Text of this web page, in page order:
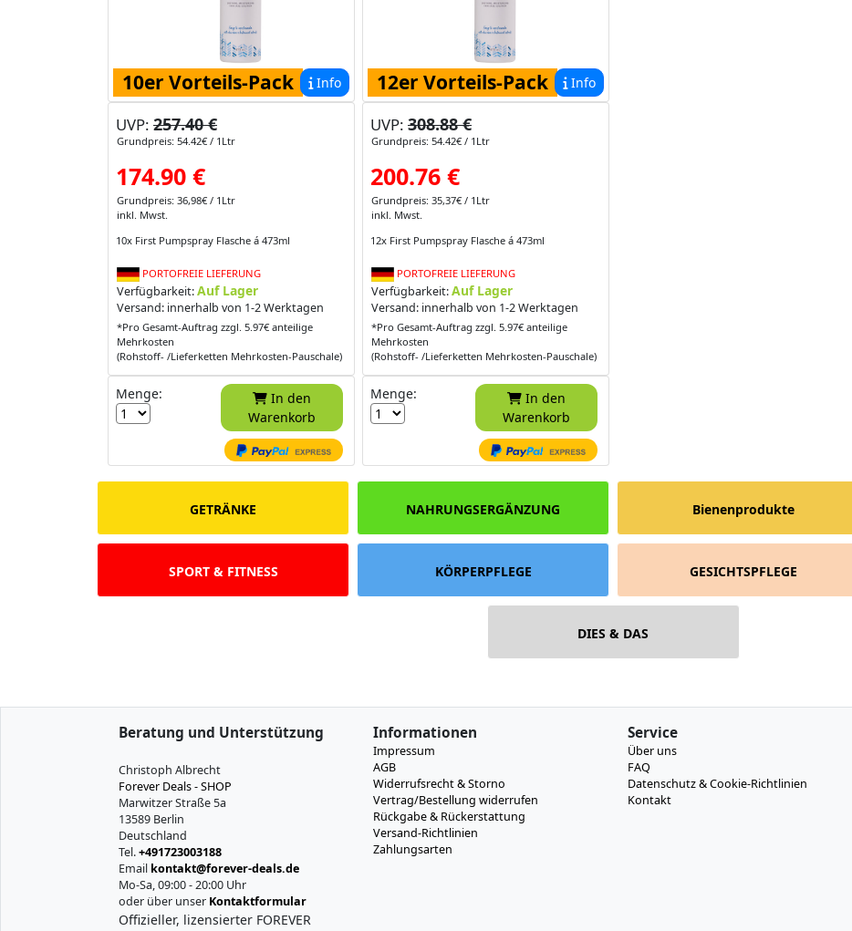
Info
10er Vorteils-Pack
UVP: 257.40 €
Grundpreis: 54.42€ / 1Ltr
174.90 €
Grundpreis: 36,98€ / 1Ltr
inkl. Mwst.
10x First Pumpspray Flasche á 473ml
PORTOFREIE LIEFERUNG
Verfügbarkeit:Auf Lager
Versand: innerhalb von 1-2 Werktagen
*Pro Gesamt-Auftrag zzgl. 5.97€ anteilige
Mehrkosten
(Rohstoff- /Lieferketten Mehrkosten-Pauschale)
Menge:
In den
Warenkorb
Info
12er Vorteils-Pack
UVP: 308.88 €
Grundpreis: 54.42€ / 1Ltr
200.76 €
Grundpreis: 35,37€ / 1Ltr
inkl. Mwst.
12x First Pumpspray Flasche á 473ml
PORTOFREIE LIEFERUNG
Verfügbarkeit:Auf Lager
Versand: innerhalb von 1-2 Werktagen
*Pro Gesamt-Auftrag zzgl. 5.97€ anteilige
Mehrkosten
(Rohstoff- /Lieferketten Mehrkosten-Pauschale)
Menge:
In den
Warenkorb
GETRÄNKE NAHRUNGSERGÄNZUNG Bienenprodukte
SPORT & FITNESS KÖRPERPFLEGE GESICHTSPFLEGE
DIES & DAS
Beratung und Unterstützung
Christoph Albrecht
Forever Deals - SHOP
Marwitzer Straße 5a
13589 Berlin
Deutschland
Tel.+491723003188
Email kontakt@forever-deals.de
Mo-Sa, 09:00 - 20:00 Uhr
oder über unser Kontaktformular
Offizieller, lizensierter FOREVER
Informationen
Impressum
AGB
Widerrufsrecht & Storno
Vertrag/Bestellung widerrufen
Rückgabe & Rückerstattung
Versand-Richtlinien
Zahlungsarten
Service
Über uns
FAQ
Datenschutz & Cookie-Richtlinien
Kontakt